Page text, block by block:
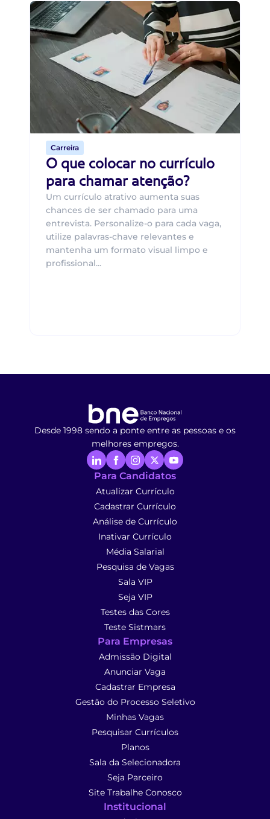
Carreira
O que colocar no currículo
para chamar atenção?
Um currículo atrativo aumenta suas
chances de ser chamado para uma
entrevista. Personalize-o para cada vaga,
utilize palavras-chave relevantes e
mantenha um formato visual limpo e
profissional...
Desde 1998 sendo a ponte entre as pessoas e os
melhores empregos.
Para Candidatos
Atualizar Currículo
Cadastrar Currículo
Análise de Currículo
Inativar Currículo
Média Salarial
Pesquisa de Vagas
Sala VIP
Seja VIP
Testes das Cores
Teste Sistmars
Para Empresas
Admissão Digital
Anunciar Vaga
Cadastrar Empresa
Gestão do Processo Seletivo
Minhas Vagas
Pesquisar Currículos
Planos
Sala da Selecionadora
Seja Parceiro
Site Trabalhe Conosco
Institucional